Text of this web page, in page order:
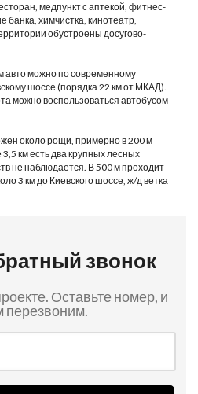
медпункт с аптекой, фитнес-
банка, химчистка, кинотеатр,
обустроены досугово-
авто можно по современному
шоссе (порядка 22 км от МКАД).
можно воспользоваться автобусом
около рощи, примерно в 200 м
км есть два крупных лесных
не наблюдается. В 500 м проходит
3 км до Киевского шоссе, ж/д ветка
звонок
Оставьте номер, и
перезвоним.